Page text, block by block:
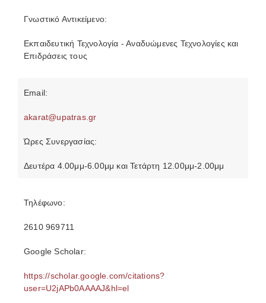
Γνωστικό Αντικείμενο:
Εκπαιδευτική Τεχνολογία - Αναδυώμενες Τεχνολογίες και
Επιδράσεις τους
Email:
akarat@upatras.gr
Ώρες Συνεργασίας:
Δευτέρα 4.00μμ-6.00μμ και Τετάρτη 12.00μμ-2.00μμ
Τηλέφωνο:
2610 969711
Google Scholar:
https://scholar.google.com/citations?
user=U2jAPb0AAAAJ&hl=el